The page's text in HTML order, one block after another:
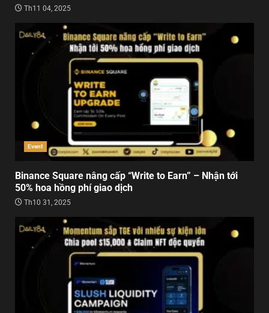
Th11 04, 2025
Event
Binance Square nâng cấp “Write to Earn” – Nhận tới
50% hoa hồng phí giao dịch
Th10 31, 2025